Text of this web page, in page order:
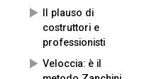
Il plauso di
costruttori e
professionisti
Veloccia: è il